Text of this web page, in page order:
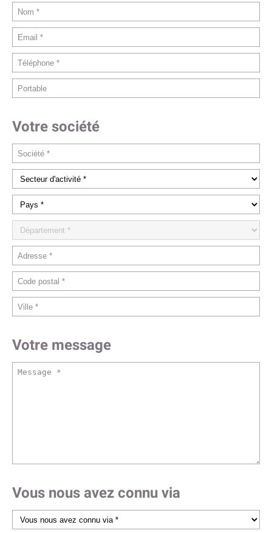
Votre société
Votre message
Vous nous avez connu via